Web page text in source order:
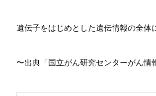
遺伝子をはじめとした遺伝情報の全体
〜出典「国立がん研究センターがん情